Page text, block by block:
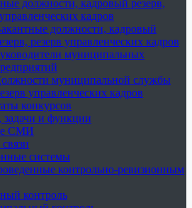
должности, кадровый резерв,
кадров
должности, кадровый
резерв управленческих кадров
муниципальных
муниципальной службы
управленческих кадров
конкурсов
и функции
СМИ
системы
контрольно-ревизионным
контроль